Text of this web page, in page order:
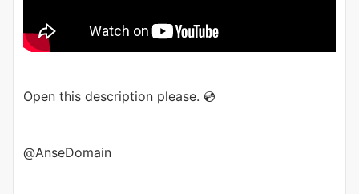
Open this description please. 💿
@AnseDomain